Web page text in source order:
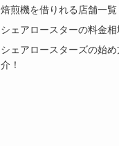
焙煎機を借りれる店舗一覧
シェアロースターの料金相
シェアロースターズの始
介！